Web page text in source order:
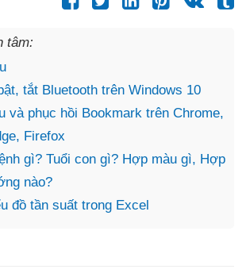
tâm:
tắt Bluetooth trên Windows 10
và phục hồi Bookmark trên Chrome,
Firefox
gì? Tuổi con gì? Hợp màu gì, Hợp
nào?
đồ tần suất trong Excel